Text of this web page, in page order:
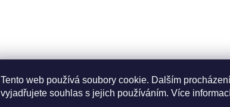
Tento web používá soubory cookie. Dalším
vyjadřujete souhlas s jejich používáním. Více